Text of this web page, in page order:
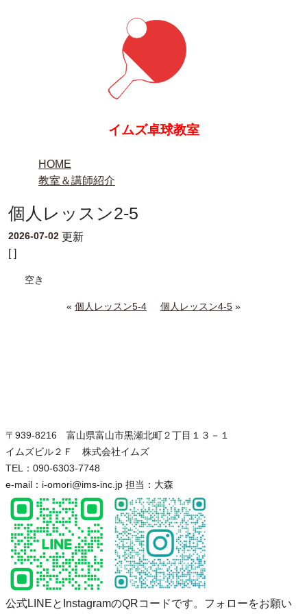
イムズ卓球教室
HOME
教室＆講師紹介
個人レッスン2-5
2026-07-02 更新
[ ]
空き
« 個人レッスン5-4 個人レッスン4-5 »
〒939-8216 富山県富山市黒瀬北町２丁目１３－１
イムズビル２Ｆ 株式会社イムズ
TEL：090-6303-7748
e-mail：i-omori@ims-inc.jp 担当：大森
公式LINEとInstagramのQRコードです。フォローをお願い